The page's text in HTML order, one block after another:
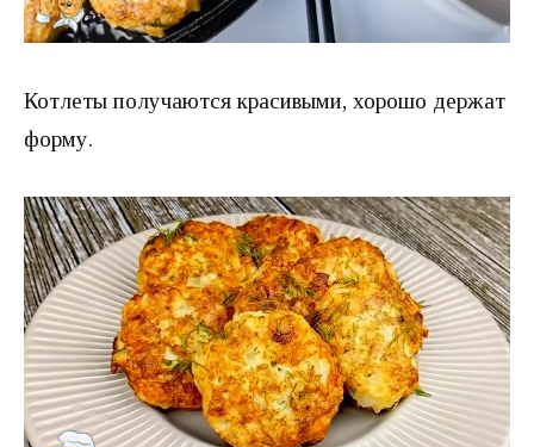
Котлеты получаются красивыми, хорошо держат
форму.